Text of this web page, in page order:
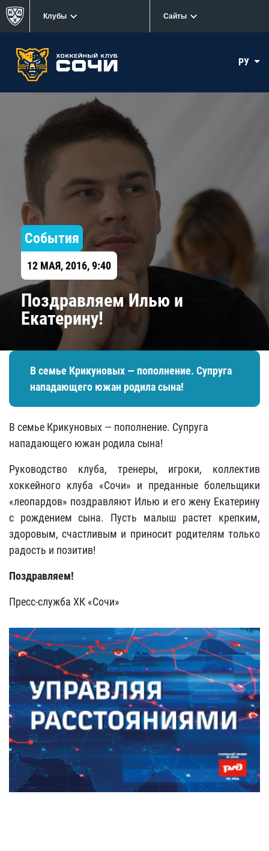
Клубы Сайты
РУ
События
12 МАЯ, 2016, 9:40
Поздравляем Илью и
Екатерину!
В семье Крикуновых — пополнение. Супруга
нападающего южан родила сына!
В семье Крикуновых — пополнение. Супруга
нападающего южан родила сына!
Руководство клуба, тренеры, игроки, коллектив
хоккейного клуба «Сочи» и преданные болельщики
«леопардов» поздравляют Илью и его жену Екатерину
с рождением сына. Пусть малыш растет крепким,
здоровым, счастливым и приносит родителям только
радость и позитив!
Поздравляем!
Пресс-служба ХК «Сочи»